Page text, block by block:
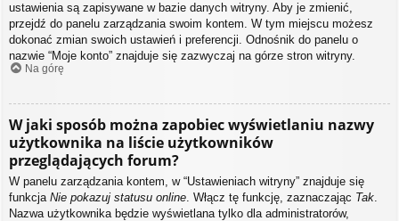
ustawienia są zapisywane w bazie danych witryny. Aby je zmienić,
przejdź do panelu zarządzania swoim kontem. W tym miejscu możesz
dokonać zmian swoich ustawień i preferencji. Odnośnik do panelu o
nazwie “Moje konto” znajduje się zazwyczaj na górze stron witryny.
Na górę
W jaki sposób można zapobiec wyświetlaniu nazwy
użytkownika na liście użytkowników
przeglądających forum?
W panelu zarządzania kontem, w “Ustawieniach witryny” znajduje się
funkcja Nie pokazuj statusu online . Włącz tę funkcję, zaznaczając Tak
Nazwa użytkownika będzie wyświetlana tylko dla administratorów,